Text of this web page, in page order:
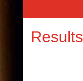
Results